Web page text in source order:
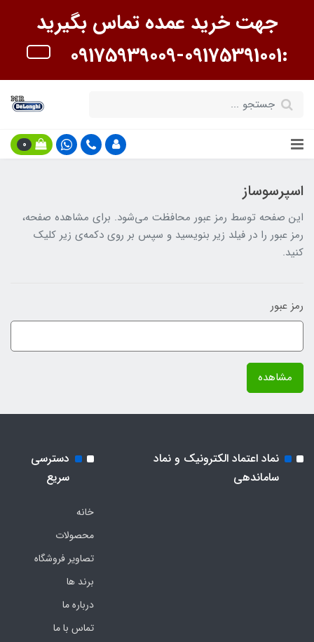
جهت خرید عمده تماس بگیرید
:09175391001-09175939009
0
اسپرسوساز
این صفحه توسط رمز عبور محافظت می‌شود. برای مشاهده صفحه،
رمز عبور را در فیلد زیر بنویسید و سپس بر روی دکمه‌ی زیر کلیک
کنید.
رمز عبور
مشاهده
نماد اعتماد الکترونیک و نماد
ساماندهی
دسترسی
سریع
خانه
محصولات
تصاویر فروشگاه
برند ها
درباره ما
تماس با ما